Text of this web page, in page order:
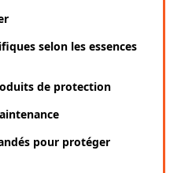
selon les essences
de protection
pour protéger